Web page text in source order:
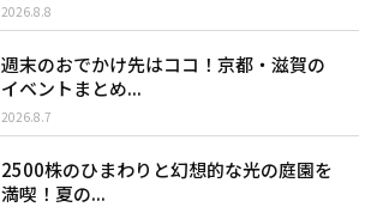
2026.8.8
週末のおでかけ先はココ！京都・滋賀の
イベントまとめ...
2026.8.7
2500株のひまわりと幻想的な光の庭園を
満喫！夏の...